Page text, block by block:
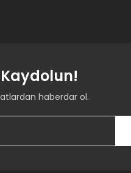
haberdar ol.